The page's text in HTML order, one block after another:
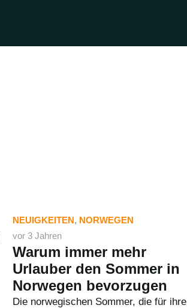
NEUIGKEITEN, NORWEGEN
vor 3 Jahren
Warum immer mehr
Urlauber den Sommer in
Norwegen bevorzugen
Die norwegischen Sommer, die für ihre